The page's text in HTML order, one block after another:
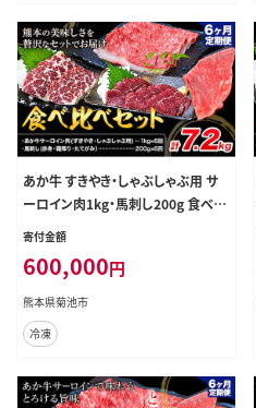
あか牛 すきやき・しゃぶしゃぶ用 サ
ーロイン肉1kg・馬刺し200g 食べ比
べセット 6ヶ月定期便 計7.2kg 合同
会社たべたせいか《お申し込みの翌
月から出荷》牛肉 和牛 馬刺し セット
熊本県産 送料無料 ---069-1220---
寄付金額
600,000円
熊本県菊池市
冷凍